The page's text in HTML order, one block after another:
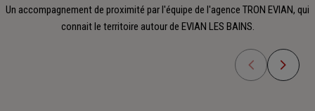
Un accompagnement de proximité par l'équipe de l'agence TRON EVIAN, qui
connait le territoire autour de EVIAN LES BAINS.